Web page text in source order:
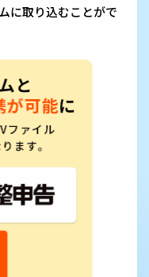
に取り込むことがで